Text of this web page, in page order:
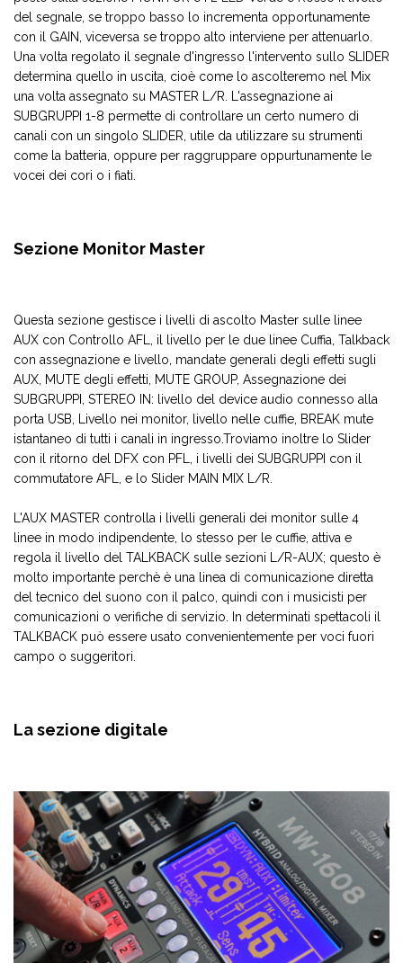
del segnale, se troppo basso lo incrementa opportunamente
con il GAIN, viceversa se troppo alto interviene per attenuarlo.
Una volta regolato il segnale d'ingresso l'intervento sullo SLIDER
determina quello in uscita, cioè come lo ascolteremo nel Mix
una volta assegnato su MASTER L/R. L'assegnazione ai
SUBGRUPPI 1-8 permette di controllare un certo numero di
canali con un singolo SLIDER, utile da utilizzare su strumenti
come la batteria, oppure per raggruppare oppurtunamente le
vocei dei cori o i fiati.
Sezione Monitor Master
Questa sezione gestisce i livelli di ascolto Master sulle linee
AUX con Controllo AFL, il livello per le due linee Cuffia, Talkback
con assegnazione e livello, mandate generali degli effetti sugli
AUX, MUTE degli effetti, MUTE GROUP, Assegnazione dei
SUBGRUPPI, STEREO IN: livello del device audio connesso alla
porta USB, Livello nei monitor, livello nelle cuffie, BREAK mute
istantaneo di tutti i canali in ingresso.Troviamo inoltre lo Slider
con il ritorno del DFX con PFL, i livelli dei SUBGRUPPI con il
commutatore AFL, e lo Slider MAIN MIX L/R.
L'AUX MASTER controlla i livelli generali dei monitor sulle 4
linee in modo indipendente, lo stesso per le cuffie, attiva e
regola il livello del TALKBACK sulle sezioni L/R-AUX; questo è
molto importante perchè è una linea di comunicazione diretta
del tecnico del suono con il palco, quindi con i musicisti per
comunicazioni o verifiche di servizio. In determinati spettacoli il
TALKBACK può essere usato convenientemente per voci fuori
campo o suggeritori.
La sezione digitale